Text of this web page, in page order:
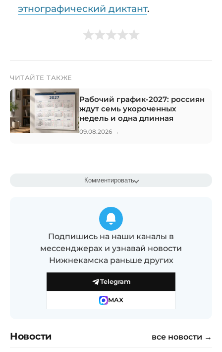
этнографический диктант.
ЧИТАЙТЕ ТАКЖЕ
Рабочий график-2027: россиян
ждут семь укороченных
недель и одна длинная
09.08.2026 →
Комментировать
Подпишись на наши каналы в
мессенджерах и узнавай новости
Нижнекамска раньше других
Telegram
MAX
Новости все новости →